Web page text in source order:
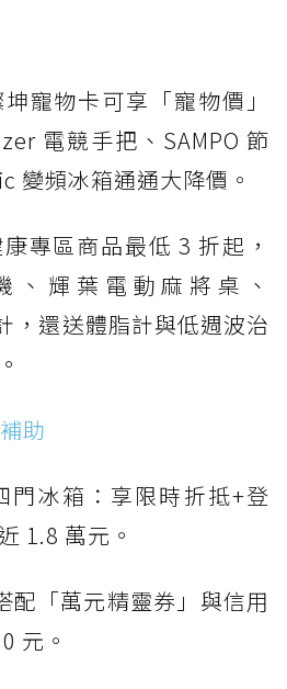
寵物卡可享「寵物價」
電競手把、SAMPO 節
變頻冰箱通通大降價。
專區商品最低 3 折起，
、輝葉電動麻將桌、
，還送體脂計與低週波治
助
門冰箱：享限時折抵+登
1.8 萬元。
配「萬元精靈券」與信用
元。